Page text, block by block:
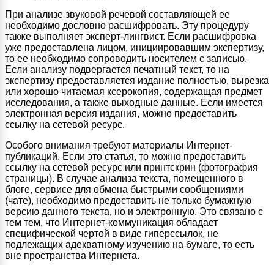
При анализе звуковой речевой составляющей ее
необходимо дословно расшифровать. Эту процедуру
также выполняет эксперт-лингвист. Если расшифровка
уже предоставлена лицом, инициировавшим экспертизу,
то ее необходимо сопроводить носителем с записью.
Если анализу подвергается печатный текст, то на
экспертизу предоставляется издание полностью, вырезка
или хорошо читаемая ксерокопия, содержащая предмет
исследования, а также выходные данные. Если имеется
электронная версия издания, можно предоставить
ссылку на сетевой ресурс.
Особого внимания требуют материалы Интернет-
публикаций. Если это статья, то можно предоставить
ссылку на сетевой ресурс или принтскрин (фотография
страницы). В случае анализа текста, помещенного в
блоге, сервисе для обмена быстрыми сообщениями
(чате), необходимо предоставить не только бумажную
версию данного текста, но и электронную. Это связано с
тем тем, что Интернет-коммуникация обладает
специфической чертой в виде гиперссылок, не
подлежащих адекватному изучению на бумаге, то есть
вне пространства Интернета.